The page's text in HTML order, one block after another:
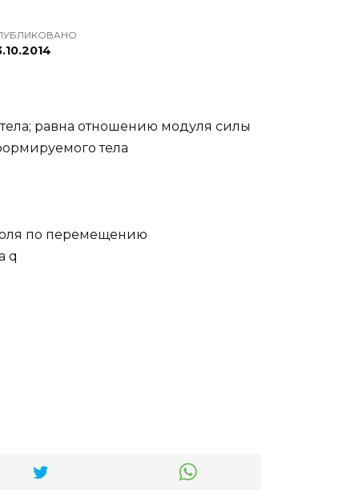
равна отношению модуля силы
тела
по перемещению
q